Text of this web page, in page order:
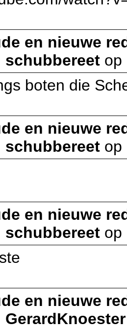
en nieuwe
schubbereet op
boten die
en nieuwe
schubbereet op
en nieuwe
schubbereet op
en nieuwe
GerardKnoester